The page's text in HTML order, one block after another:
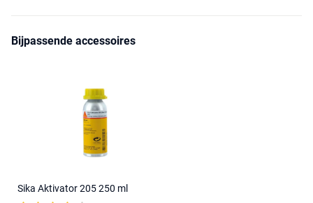
Bijpassende accessoires
Sika Aktivator 205 250 ml